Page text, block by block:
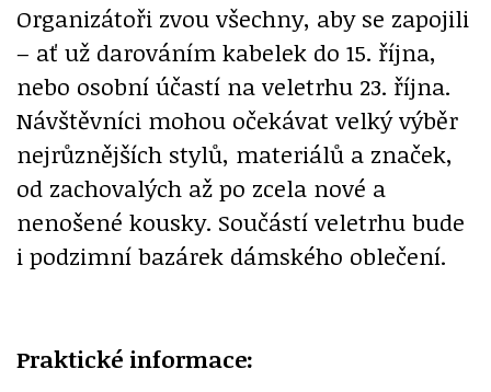
Organizátoři zvou všechny, aby se zapojili
– ať už darováním kabelek do 15. října,
nebo osobní účastí na veletrhu 23. října.
Návštěvníci mohou očekávat velký výběr
nejrůznějších stylů, materiálů a značek,
od zachovalých až po zcela nové a
nenošené kousky. Součástí veletrhu bude
i podzimní bazárek dámského oblečení.
Praktické informace: